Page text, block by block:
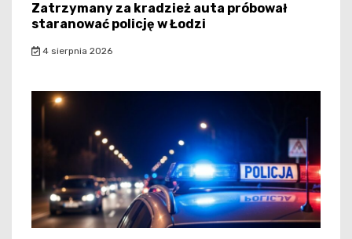
Zatrzymany za kradzież auta próbował
staranować policję w Łodzi
4 sierpnia 2026